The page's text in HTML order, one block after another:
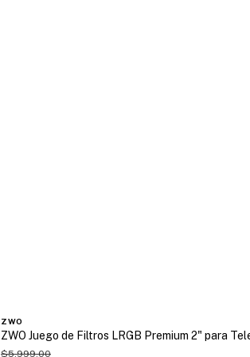
ZWO
ZWO Juego de Filtros LRGB Premium 2" para
$5,999.00